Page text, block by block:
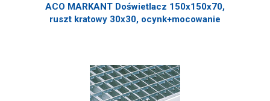
ACO MARKANT Doświetlacz 150x150x70,
ruszt kratowy 30x30, ocynk+mocowanie